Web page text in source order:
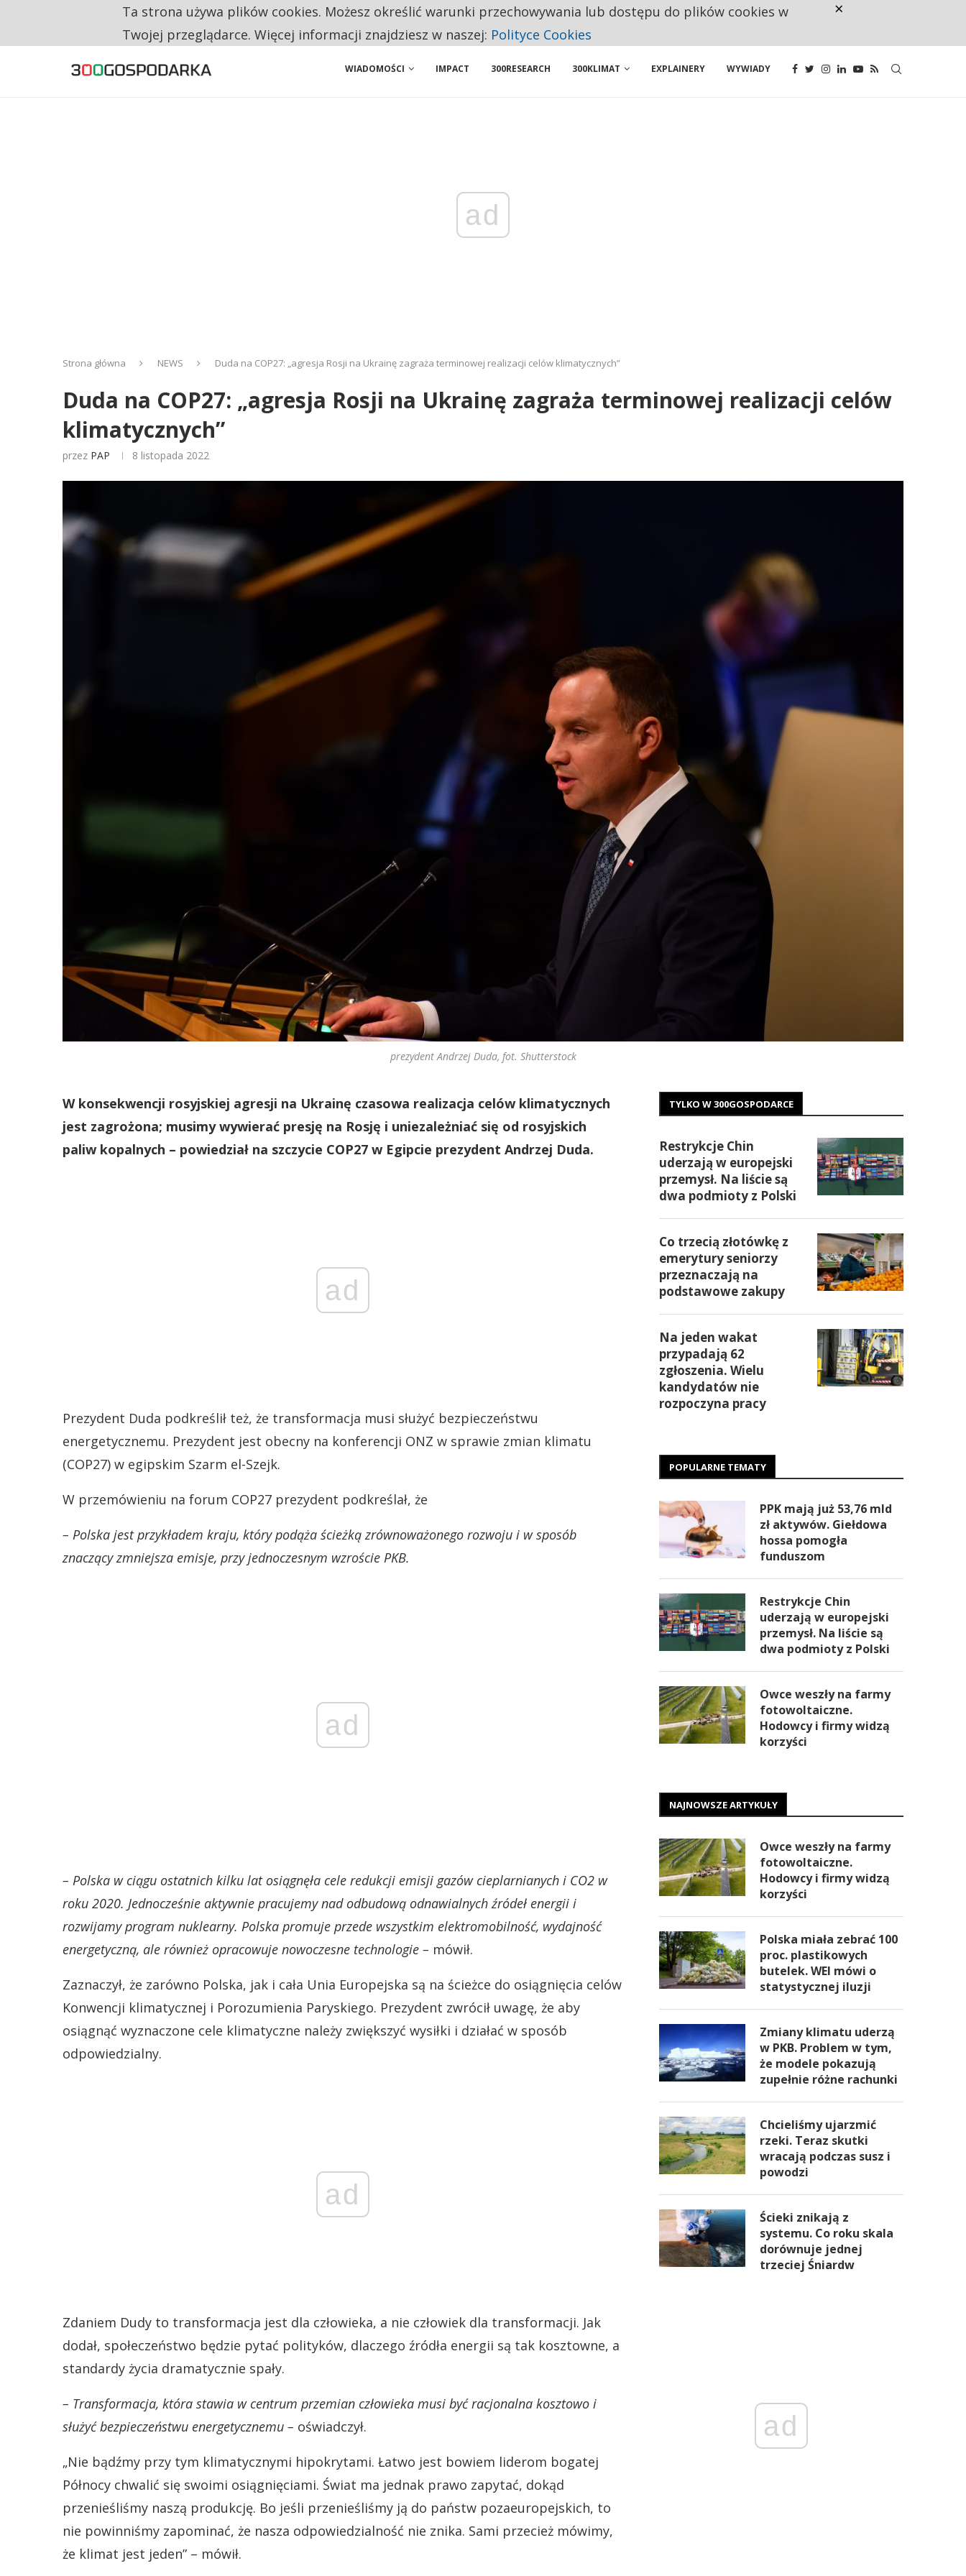
NA JEDEN WAKAT PRZYPADAJĄ 62 ZGŁOSZENIA. WIELU KANDYDATÓW NIE ROZPOCZYNA PRACY
WIADOMOŚCI IMPACT 300RESEARCH 300KLIMAT EXPLAINERY WYWIADY
ad
Strona główna NEWS Duda na COP27: „agresja Rosji na Ukrainę zagraża terminowej realizacji celów klimatycznych”
Duda na COP27: „agresja Rosji na Ukrainę zagraża terminowej realizacji celów
klimatycznych”
przez PAP 8 listopada 2022
prezydent Andrzej Duda, fot. Shutterstock
W konsekwencji rosyjskiej agresji na Ukrainę czasowa realizacja celów klimatycznych
jest zagrożona; musimy wywierać presję na Rosję i uniezależniać się od rosyjskich
paliw kopalnych – powiedział na szczycie COP27 w Egipcie prezydent Andrzej Duda.
ad
Prezydent Duda podkreślił też, że transformacja musi służyć bezpieczeństwu
energetycznemu. Prezydent jest obecny na konferencji ONZ w sprawie zmian klimatu
(COP27) w egipskim Szarm el-Szejk.
W przemówieniu na forum COP27 prezydent podkreślał, że
– Polska jest przykładem kraju, który podąża ścieżką zrównoważonego rozwoju i w sposób
znaczący zmniejsza emisje, przy jednoczesnym wzroście PKB.
ad
– Polska w ciągu ostatnich kilku lat osiągnęła cele redukcji emisji gazów cieplarnianych i CO2 w
roku 2020. Jednocześnie aktywnie pracujemy nad odbudową odnawialnych źródeł energii i
rozwijamy program nuklearny. Polska promuje przede wszystkim elektromobilność, wydajność
energetyczną, ale również opracowuje nowoczesne technologie – mówił.
Zaznaczył, że zarówno Polska, jak i cała Unia Europejska są na ścieżce do osiągnięcia celów
Konwencji klimatycznej i Porozumienia Paryskiego. Prezydent zwrócił uwagę, że aby
osiągnąć wyznaczone cele klimatyczne należy zwiększyć wysiłki i działać w sposób
odpowiedzialny.
ad
Zdaniem Dudy to transformacja jest dla człowieka, a nie człowiek dla transformacji. Jak
dodał, społeczeństwo będzie pytać polityków, dlaczego źródła energii są tak kosztowne, a
standardy życia dramatycznie spały.
– Transformacja, która stawia w centrum przemian człowieka musi być racjonalna kosztowo i
służyć bezpieczeństwu energetycznemu – oświadczył.
„Nie bądźmy przy tym klimatycznymi hipokrytami. Łatwo jest bowiem liderom bogatej
Północy chwalić się swoimi osiągnięciami. Świat ma jednak prawo zapytać, dokąd
przenieśliśmy naszą produkcję. Bo jeśli przenieśliśmy ją do państw pozaeuropejskich, to
nie powinniśmy zapominać, że nasza odpowiedzialność nie znika. Sami przecież mówimy,
że klimat jest jeden” – mówił.
TYLKO W 300GOSPODARCE
Restrykcje Chin
uderzają w europejski
przemysł. Na liście są
dwa podmioty z Polski
Co trzecią złotówkę z
emerytury seniorzy
przeznaczają na
podstawowe zakupy
Na jeden wakat
przypadają 62
zgłoszenia. Wielu
kandydatów nie
rozpoczyna pracy
POPULARNE TEMATY
PPK mają już 53,76 mld
zł aktywów. Giełdowa
hossa pomogła
funduszom
Restrykcje Chin
uderzają w europejski
przemysł. Na liście są
dwa podmioty z Polski
Owce weszły na farmy
fotowoltaiczne.
Hodowcy i firmy widzą
korzyści
NAJNOWSZE ARTYKUŁY
Owce weszły na farmy
fotowoltaiczne.
Hodowcy i firmy widzą
korzyści
Polska miała zebrać 100
proc. plastikowych
butelek. WEI mówi o
statystycznej iluzji
Zmiany klimatu uderzą
w PKB. Problem w tym,
że modele pokazują
zupełnie różne rachunki
Chcieliśmy ujarzmić
rzeki. Teraz skutki
wracają podczas susz i
powodzi
Ścieki znikają z
systemu. Co roku skala
dorównuje jednej
trzeciej Śniardw
ad
Ta strona używa plików cookies. Możesz określić warunki przechowywania lub dostępu do plików cookies w
Twojej przeglądarce. Więcej informacji znajdziesz w naszej: Polityce Cookies
×